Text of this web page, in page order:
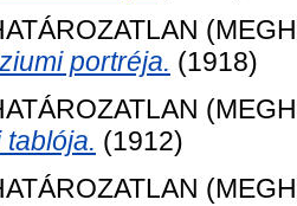
portréja. (1918)
(1912)